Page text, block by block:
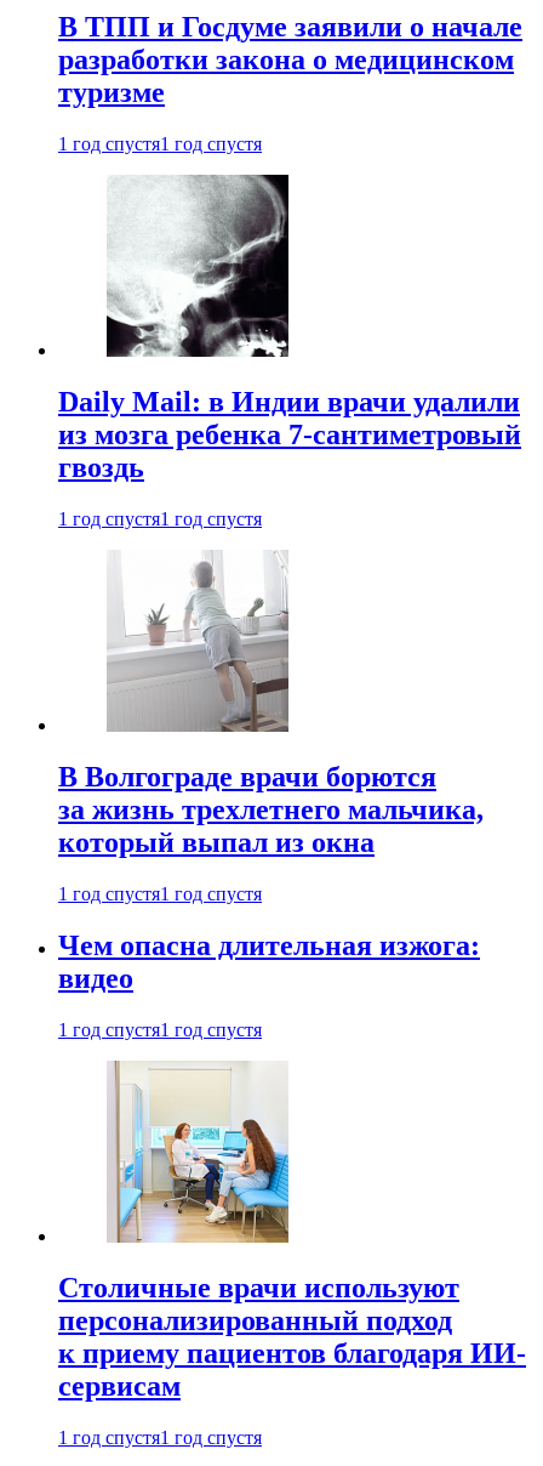
В ТПП и Госдуме заявили о начале
разработки закона о медицинском
туризме
1 год спустя1 год спустя
Daily Mail: в Индии врачи удалили
из мозга ребенка 7-сантиметровый
гвоздь
1 год спустя1 год спустя
В Волгограде врачи борются
за жизнь трехлетнего мальчика,
который выпал из окна
1 год спустя1 год спустя
Чем опасна длительная изжога:
видео
1 год спустя1 год спустя
Столичные врачи используют
персонализированный подход
к приему пациентов благодаря ИИ-
сервисам
1 год спустя1 год спустя